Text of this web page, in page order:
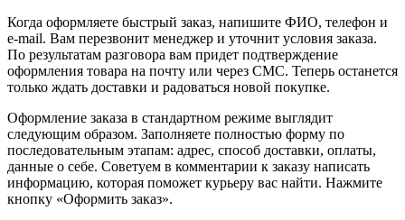
Когда оформляете быстрый заказ, напишите ФИО, телефон и
e-mail. Вам перезвонит менеджер и уточнит условия заказа.
По результатам разговора вам придет подтверждение
оформления товара на почту или через СМС. Теперь останется
только ждать доставки и радоваться новой покупке.
Оформление заказа в стандартном режиме выглядит
следующим образом. Заполняете полностью форму по
последовательным этапам: адрес, способ доставки, оплаты,
данные о себе. Советуем в комментарии к заказу написать
информацию, которая поможет курьеру вас найти. Нажмите
кнопку «Оформить заказ».